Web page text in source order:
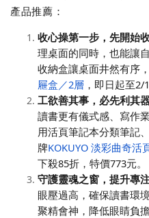
產品推薦：
收心操第一步，先開始
理桌面的同時，也能讓
收納盒讓桌面井然有序，
屜盒／2層 ，即日起至2/
工欲善其事，必先利其
讀書更有儀式感、寫作
用活頁筆記本分類筆記
牌KOKUYO 淡彩曲奇活
下殺85折，特價773元。
守護靈魂之窗，提升專
眼壓過高，確保讀書環
聚精會神，降低眼睛負